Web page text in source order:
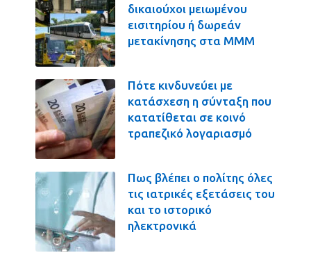
δικαιούχοι μειωμένου
εισιτηρίου ή δωρεάν
μετακίνησης στα ΜΜΜ
Πότε κινδυνεύει με
κατάσχεση η σύνταξη που
κατατίθεται σε κοινό
τραπεζικό λογαριασμό
Πως βλέπει ο πολίτης όλες
τις ιατρικές εξετάσεις του
και το ιστορικό
ηλεκτρονικά